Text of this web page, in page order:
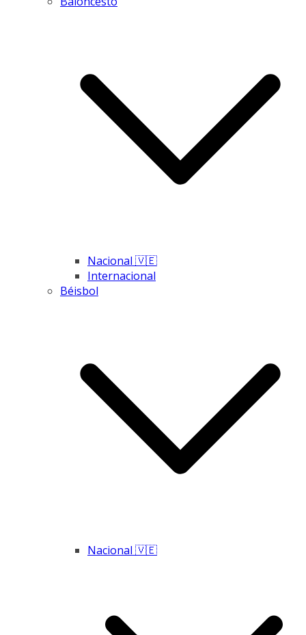
Nacional 🇻🇪
Internacional
Béisbol
Nacional 🇻🇪